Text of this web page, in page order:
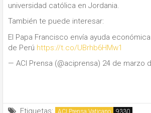
universidad católica en Jordania.
También te puede interesar:
El Papa Francisco envía ayuda
de Perú https://t.co/UBrhb6HMw1
— ACI Prensa (@aciprensa) 24 de marzo
Etiquetas: ACI Prensa Vaticano